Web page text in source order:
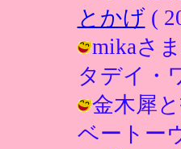
とかげ(
mikaさ
タデイ・
金木犀
ベートー